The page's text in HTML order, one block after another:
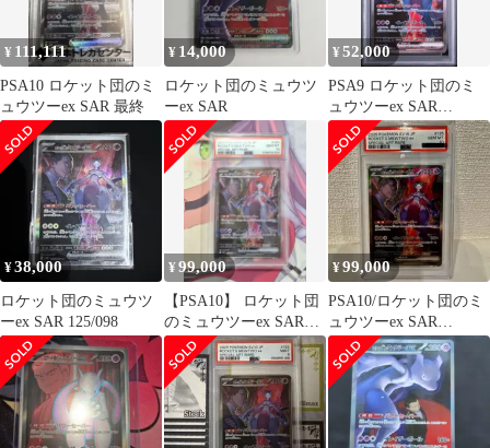
¥ 111,111
PSA10 ロケット団のミ
ュウツーex SAR 最終
¥ 14,000
ロケット団のミュウツ
ーex SAR
¥52,000
PSA9 ロケット団のミ
ュウツーex SAR
125/098 sv10
¥38,000
ロケット団のミュウツ
ーex SAR 125/098
¥99,000
【PSA10】 ロケット団
のミュウツーex SAR
SV10 125/098
¥99,000
PSA10/ロケット団のミ
ュウツーex SAR
125/098 sv10 ポケカ